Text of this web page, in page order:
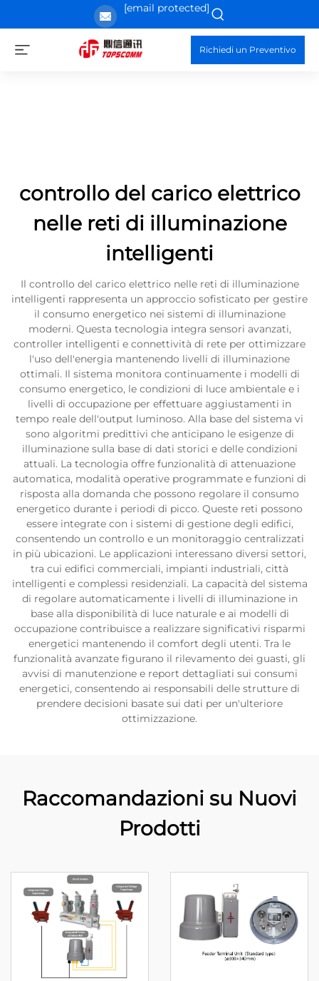
[email protected]
Richiedi un Preventivo
controllo del carico elettrico
nelle reti di illuminazione
intelligenti
Il controllo del carico elettrico nelle reti di illuminazione
intelligenti rappresenta un approccio sofisticato per gestire
il consumo energetico nei sistemi di illuminazione
moderni. Questa tecnologia integra sensori avanzati,
controller intelligenti e connettività di rete per ottimizzare
l'uso dell'energia mantenendo livelli di illuminazione
ottimali. Il sistema monitora continuamente i modelli di
consumo energetico, le condizioni di luce ambientale e i
livelli di occupazione per effettuare aggiustamenti in
tempo reale dell'output luminoso. Alla base del sistema vi
sono algoritmi predittivi che anticipano le esigenze di
illuminazione sulla base di dati storici e delle condizioni
attuali. La tecnologia offre funzionalità di attenuazione
automatica, modalità operative programmate e funzioni di
risposta alla domanda che possono regolare il consumo
energetico durante i periodi di picco. Queste reti possono
essere integrate con i sistemi di gestione degli edifici,
consentendo un controllo e un monitoraggio centralizzati
in più ubicazioni. Le applicazioni interessano diversi settori,
tra cui edifici commerciali, impianti industriali, città
intelligenti e complessi residenziali. La capacità del sistema
di regolare automaticamente i livelli di illuminazione in
base alla disponibilità di luce naturale e ai modelli di
occupazione contribuisce a realizzare significativi risparmi
energetici mantenendo il comfort degli utenti. Tra le
funzionalità avanzate figurano il rilevamento dei guasti, gli
avvisi di manutenzione e report dettagliati sui consumi
energetici, consentendo ai responsabili delle strutture di
prendere decisioni basate sui dati per un'ulteriore
ottimizzazione.
Raccomandazioni su Nuovi
Prodotti